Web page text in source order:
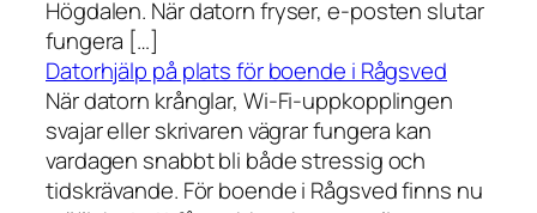
Högdalen. När datorn fryser, e-posten slutar
fungera […]
Datorhjälp på plats för boende i Rågsved
När datorn krånglar, Wi-Fi-uppkopplingen
svajar eller skrivaren vägrar fungera kan
vardagen snabbt bli både stressig och
tidskrävande. För boende i Rågsved finns nu